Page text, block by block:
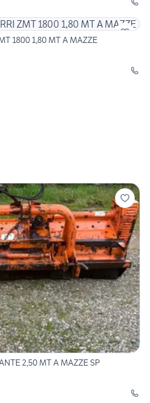
1800 1,80 MT A MAZZE
2,50 MT A MAZZE SP